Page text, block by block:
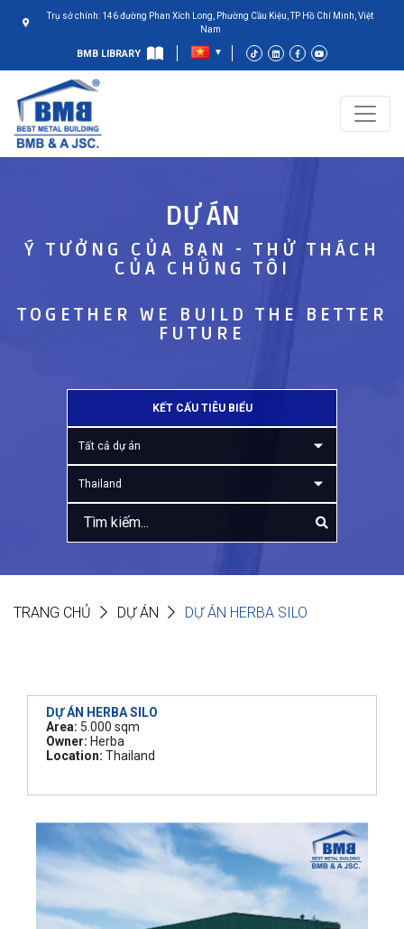
Trụ sở chính: 146 đường Phan Xích Long, Phường Cầu Kiệu, TP Hồ Chí Minh, Việt
Nam
BMB LIBRARY
DỰ ÁN
Ý TƯỞNG CỦA BẠN - THỬ THÁCH
CỦA CHÚNG TÔI
TOGETHER WE BUILD THE BETTER
FUTURE
KẾT CẤU TIÊU BIỂU
Tất cả dự án
Thailand
TRANG CHỦ DỰ ÁN DỰ ÁN HERBA SILO
DỰ ÁN HERBA SILO
Area: 5.000 sqm
Owner: Herba
Location: Thailand